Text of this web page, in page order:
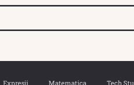
Expresii Matematica Tech